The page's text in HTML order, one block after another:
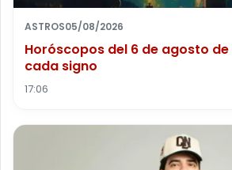
ASTROS05/08/2026
Horóscopos del 6 de agosto
cada signo
17:06